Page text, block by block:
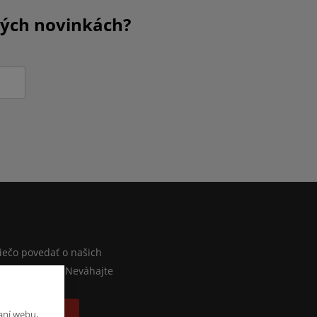
novinkách?
povedať o našich
e-shope? Neváhajte
správu
webu,